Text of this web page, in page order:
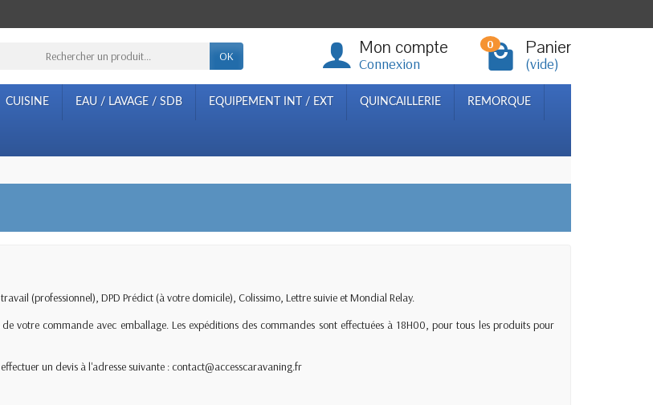
OK Mon compte
Connexion
0 Panier
(vide)
CUISINE EAU / LAVAGE / SDB EQUIPEMENT INT / EXT QUINCAILLERIE REMORQUE
(professionnel), DPD Prédict (à votre domicile), Colissimo, Lettre suivie et Mondial Relay.
votre commande avec emballage. Les expéditions des commandes sont effectuées à 18H00, pour tous les produits pour
un devis à l'adresse suivante : contact@accesscaravaning.fr